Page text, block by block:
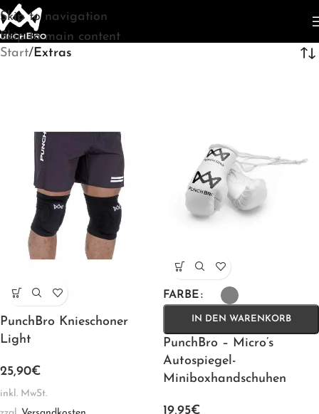
Skip to navigation
Skip to main content
Start/Extras
PunchBro Knieschoner
Light
25,90€
inkl. MwSt.
FARBE
IN DEN WARENKORB
PunchBro – Micro’s
Autospiegel-
Miniboxhandschuhen
19,95€